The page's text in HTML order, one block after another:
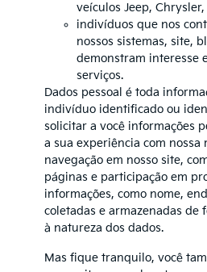
veículos Jeep,
indivíduos que nos
nossos sistemas, site,
demonstram interesse
serviços.
Dados pessoal é toda
indivíduo identificado ou
solicitar a você informações
a sua experiência com nossa
navegação em nosso site,
páginas e participação em
informações, como nome,
coletadas e armazenadas de
à natureza dos dados.
Mas fique tranquilo, você